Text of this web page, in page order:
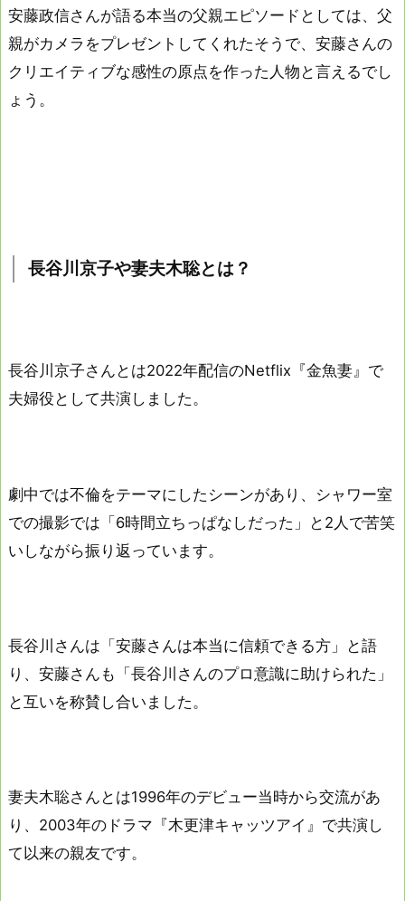
安藤政信さんが語る本当の父親エピソードとしては、父
親がカメラをプレゼントしてくれたそうで、安藤さんの
クリエイティブな感性の原点を作った人物と言えるでし
ょう。
長谷川京子や妻夫木聡とは？
長谷川京子さんとは2022年配信のNetflix『金魚妻』で
夫婦役として共演しました。
劇中では不倫をテーマにしたシーンがあり、シャワー室
での撮影では「6時間立ちっぱなしだった」と2人で苦笑
いしながら振り返っています。
長谷川さんは「安藤さんは本当に信頼できる方」と語
り、安藤さんも「長谷川さんのプロ意識に助けられた」
と互いを称賛し合いました。
妻夫木聡さんとは1996年のデビュー当時から交流があ
り、2003年のドラマ『木更津キャッツアイ』で共演し
て以来の親友です。